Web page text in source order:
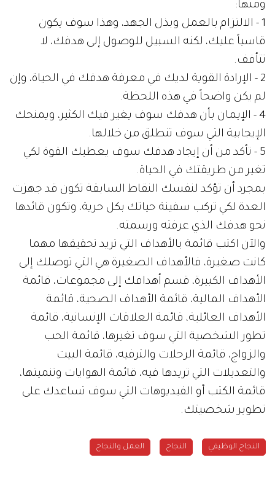
ومنها:
1 - الالتزام بالعمل وبذل الجهد، وهذا سوف يكون
قاسياً عليك، لكنه السبيل للوصول إلى هدفك، لا
تتأفف.
2 - الإرادة القوية لديك في معرفة هدفك في الحياة، وإن
لم يكن واضحاً في هذه اللحظة.
4 - الإيمان بأن هدفك سوف يغير فيك الكثير، ويمنحك
الإيجابية التي سوف تنطلق من خلالها.
5 - تأكد من أن إيجاد هدفك سوف يعطيك القوة لكي
تغير من طريقتك في الحياة.
بمجرد أن تؤكد لنفسك النقاط السابقة تكون قد جهزت
العدة لكي تركب سفينة حياتك بكل حرية، وتكون قائدها
نحو هدفك الذي عرفته ورسمته.
والآن اكتب قائمة بالأهداف التي تريد تحقيقها مهما
كانت صغيرة، فالأهداف الصغيرة هي التي توصلك إلى
الأهداف الكبيرة، قسم أهدافك إلى مجموعات، قائمة
الأهداف المالية، قائمة الأهداف الصحية، قائمة
الأهداف العائلية، قائمة العلاقات الإنسانية، قائمة
تطور الشخصية التي سوف تغيرها، قائمة الحب
والزواج، قائمة الرحلات والترفيه، قائمة البيت
والتعديلات التي تريدها فيه، قائمة الهوايات وتنميتها،
قائمة الكتب أو الفيديوهات التي سوف تساعدك على
تطوير شخصيتك.
النجاح الوظيفي النجاح العمل والنجاح